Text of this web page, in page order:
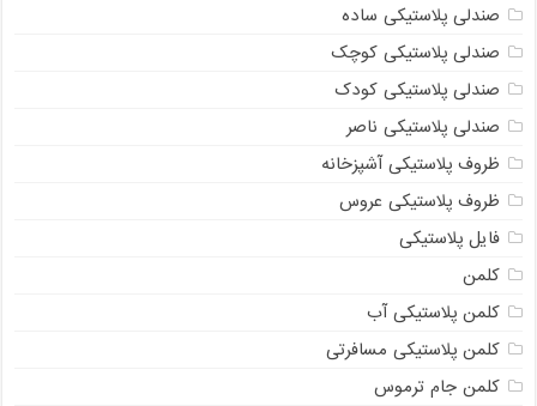
صندلی پلاستیکی ساده
صندلی پلاستیکی کوچک
صندلی پلاستیکی کودک
صندلی پلاستیکی ناصر
ظروف پلاستیکی آشپزخانه
ظروف پلاستیکی عروس
فایل پلاستیکی
کلمن
کلمن پلاستیکی آب
کلمن پلاستیکی مسافرتی
کلمن جام ترموس